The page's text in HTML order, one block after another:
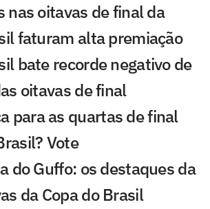
nas oitavas de final da
faturam alta premiação
bate recorde negativo de
oitavas de final
para as quartas de final
Vote
do Guffo: os destaques da
da Copa do Brasil